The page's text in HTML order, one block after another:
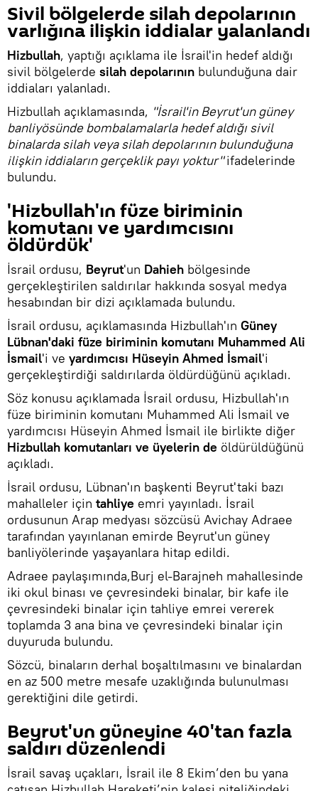
Sivil bölgelerde silah depolarının
varlığına ilişkin iddialar yalanlandı
Hizbullah, yaptığı açıklama ile İsrail'in hedef aldığı
sivil bölgelerde silah depolarının bulunduğuna dair
iddiaları yalanladı.
Hizbullah açıklamasında, "İsrail'in Beyrut'un güney
banliyösünde bombalamalarla hedef aldığı sivil
binalarda silah veya silah depolarının bulunduğuna
ilişkin iddiaların gerçeklik payı yoktur"ifadelerinde
bulundu.
'Hizbullah'ın füze biriminin
komutanı ve yardımcısını
öldürdük'
İsrail ordusu, Beyrut'un Dahieh bölgesinde
gerçekleştirilen saldırılar hakkında sosyal medya
hesabından bir dizi açıklamada bulundu.
İsrail ordusu, açıklamasında Hizbullah'ın Güney
Lübnan'daki füze biriminin komutanı Muhammed Ali
İsmail'i ve yardımcısı Hüseyin Ahmed İsmail'i
gerçekleştirdiği saldırılarda öldürdüğünü açıkladı.
Söz konusu açıklamada İsrail ordusu, Hizbullah'ın
füze biriminin komutanı Muhammed Ali İsmail ve
yardımcısı Hüseyin Ahmed İsmail ile birlikte diğer
Hizbullah komutanları ve üyelerin de öldürüldüğünü
açıkladı.
İsrail ordusu, Lübnan'ın başkenti Beyrut'taki bazı
mahalleler için tahliye emri yayınladı. İsrail
ordusunun Arap medyası sözcüsü Avichay Adraee
tarafından yayınlanan emirde Beyrut'un güney
banliyölerinde yaşayanlara hitap edildi.
Adraee paylaşımında,Burj el-Barajneh mahallesinde
iki okul binası ve çevresindeki binalar, bir kafe ile
çevresindeki binalar için tahliye emrei vererek
toplamda 3 ana bina ve çevresindeki binalar için
duyuruda bulundu.
Sözcü, binaların derhal boşaltılmasını ve binalardan
en az 500 metre mesafe uzaklığında bulunulması
gerektiğini dile getirdi.
Beyrut'un güneyine 40'tan fazla
saldırı düzenlendi
İsrail savaş uçakları, İsrail ile 8 Ekim’den bu yana